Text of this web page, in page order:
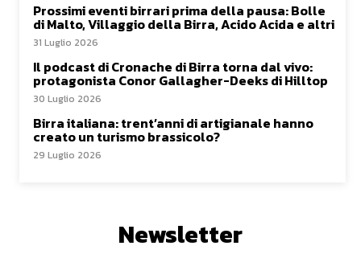
Prossimi eventi birrari prima della pausa: Bolle
di Malto, Villaggio della Birra, Acido Acida e altri
31 Luglio 2026
Il podcast di Cronache di Birra torna dal vivo:
protagonista Conor Gallagher-Deeks di Hilltop
30 Luglio 2026
Birra italiana: trent’anni di artigianale hanno
creato un turismo brassicolo?
29 Luglio 2026
Newsletter